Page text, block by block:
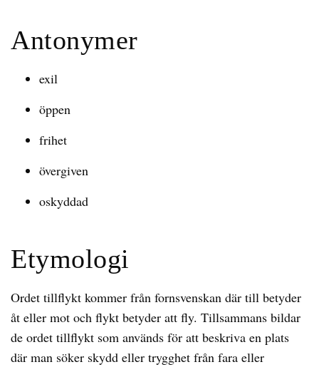
Antonymer
exil
öppen
frihet
övergiven
oskyddad
Etymologi
Ordet tillflykt kommer från fornsvenskan där till betyder
åt eller mot och flykt betyder att fly. Tillsammans bildar
de ordet tillflykt som används för att beskriva en plats
där man söker skydd eller trygghet från fara eller